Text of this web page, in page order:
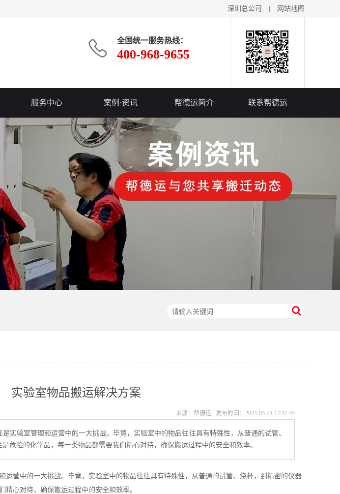
深圳总公司 网站地图
全国统一服务热线：
400-968-9655
服务中心 案例·资讯 帮德运简介 联系帮德运
实验室物品搬运解决方案
来源：帮德运 发布时间： 2024-05-21 17:37:45
实验室管理和运营中的一大挑战。毕竟，实验室中的物品往往具有特殊性，从普通的试管、
危险的化学品，每一类物品都需要我们精心对待，确保搬运过程中的安全和效率。
运营中的一大挑战。毕竟，实验室中的物品往往具有特殊性，从普通的试管、烧杯，到精密的仪器
心对待，确保搬运过程中的安全和效率。